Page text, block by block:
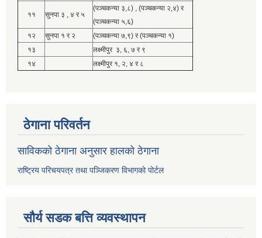
११ सुनपा ३ , ४ र ५
(पञ्चकन्या ३,८) , (पञ्चकन्या २,४) र
(पञ्चकन्या ५,६)
१२
सुनपा १ र २
(पञ्चकन्या ७,९) र (पञ्चकन्या १)
१३
लक्ष्मीपुर ३, ६, ७ र ९
१४
लक्ष्मीपुर १, २, ४ र ८
ठेगाना परिवर्तन
साविकको ठेगाना अनुसार हालको ठेगाना
राष्ट्रिय परिचयपत्र तथा पञ्जिकरण विभागको पोर्टल
सौर्य सडक बत्ति व्यवस्थापन